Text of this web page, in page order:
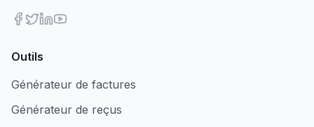
Outils
Générateur de factures
Générateur de reçus